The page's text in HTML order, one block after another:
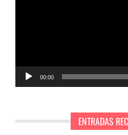
00:00
ENTRADAS